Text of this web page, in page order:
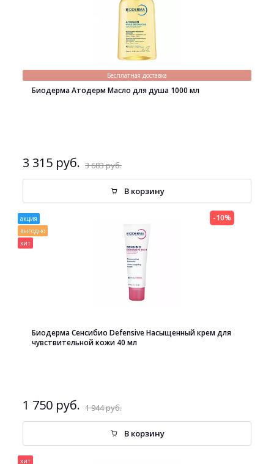
Бесплатная доставка
Биодерма Атодерм Масло для душа 1000 мл
3 315 руб. 3 683 руб.
В корзину
акция
выгодно
хит
Биодерма Сенсибио Defensive Насыщенный крем для
чувствительной кожи 40 мл
1 750 руб. 1 944 руб.
-10%
В корзину
хит